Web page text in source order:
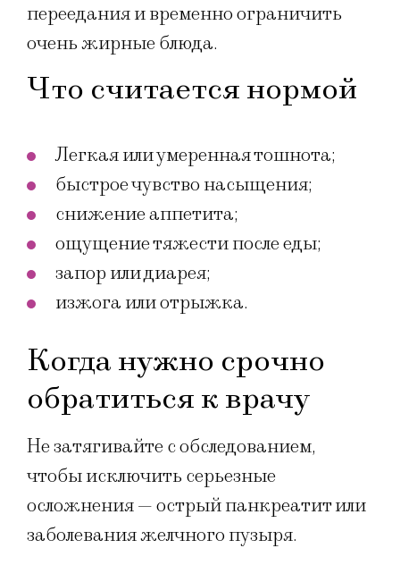
переедания и временно ограничить
очень жирные блюда.
Что считается нормой
Легкая или умеренная тошнота;
быстрое чувство насыщения;
снижение аппетита;
ощущение тяжести после еды;
запор или диарея;
изжога или отрыжка.
Когда нужно срочно
обратиться к врачу
Не затягивайте с обследованием,
чтобы исключить серьезные
осложнения — острый панкреатит или
заболевания желчного пузыря.